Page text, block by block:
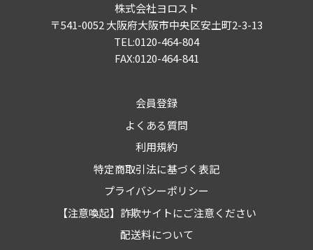
株式会社ヨロスト
〒541-0052 大阪府大阪市中央区安土町2-3-13
TEL:0120-464-804
FAX:0120-464-841
会員登録
よくある質問
利用規約
特定商取引法に基づく表記
プライバシーポリシー
【注意喚起】詐欺サイトにご注意ください
配送料について